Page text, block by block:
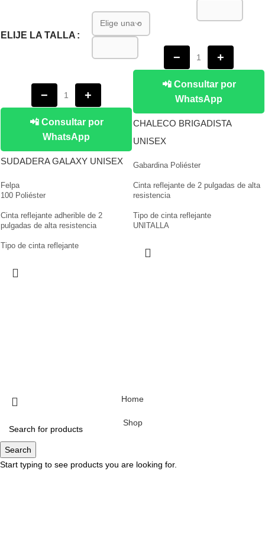
ELIJE LA TALLA
− +
📲 Consultar por
WhatsApp
SUDADERA GALAXY UNISEX
Felpa
100 Poliéster
Cinta reflejante adherible de 2
pulgadas de alta resistencia
Tipo de cinta reflejante
− +
📲 Consultar por
WhatsApp
CHALECO BRIGADISTA
UNISEX
Gabardina Poliéster
Cinta reflejante de 2 pulgadas de alta
resistencia
Tipo de cinta reflejante
UNITALLA
Search
Start typing to see products you are looking for.
Home
Shop